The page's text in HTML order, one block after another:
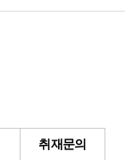
취재문의